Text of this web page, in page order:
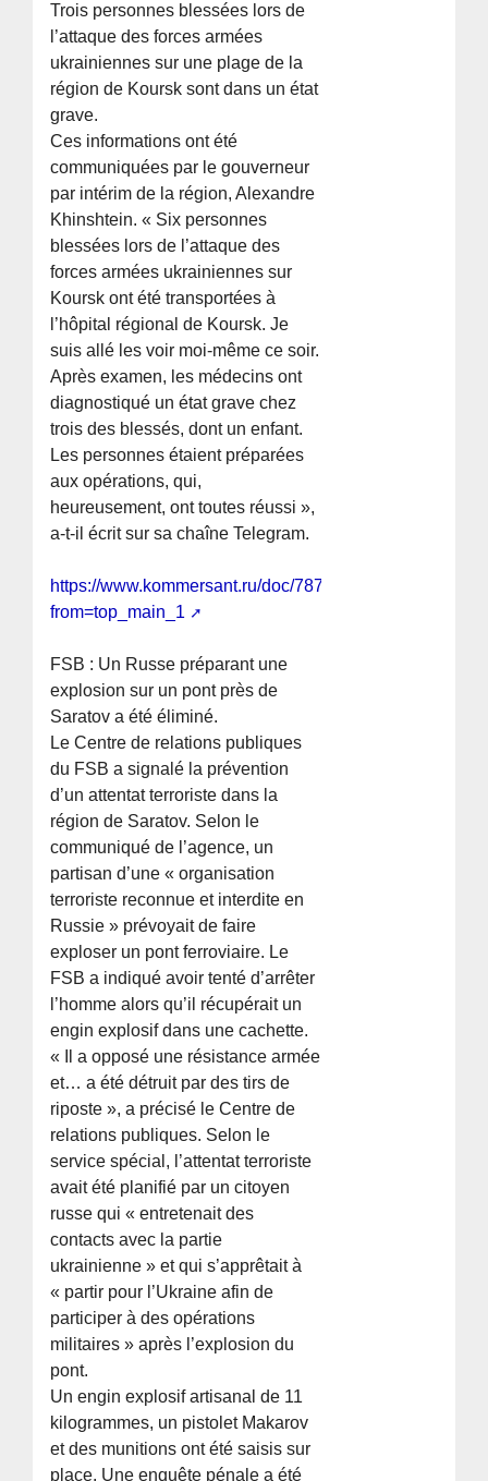
Trois personnes blessées lors de
l’attaque des forces armées
ukrainiennes sur une plage de la
région de Koursk sont dans un état
grave.
Ces informations ont été
communiquées par le gouverneur
par intérim de la région, Alexandre
Khinshtein. « Six personnes
blessées lors de l’attaque des
forces armées ukrainiennes sur
Koursk ont été transportées à
l’hôpital régional de Koursk. Je
suis allé les voir moi-même ce soir.
Après examen, les médecins ont
diagnostiqué un état grave chez
trois des blessés, dont un enfant.
Les personnes étaient préparées
aux opérations, qui,
heureusement, ont toutes réussi »,
a-t-il écrit sur sa chaîne Telegram.
https://www.kommersant.ru/doc/7872430?
from=top_main_1
FSB : Un Russe préparant une
explosion sur un pont près de
Saratov a été éliminé.
Le Centre de relations publiques
du FSB a signalé la prévention
d’un attentat terroriste dans la
région de Saratov. Selon le
communiqué de l’agence, un
partisan d’une « organisation
terroriste reconnue et interdite en
Russie » prévoyait de faire
exploser un pont ferroviaire. Le
FSB a indiqué avoir tenté d’arrêter
l’homme alors qu’il récupérait un
engin explosif dans une cachette.
« Il a opposé une résistance armée
et… a été détruit par des tirs de
riposte », a précisé le Centre de
relations publiques. Selon le
service spécial, l’attentat terroriste
avait été planifié par un citoyen
russe qui « entretenait des
contacts avec la partie
ukrainienne » et qui s’apprêtait à
« partir pour l’Ukraine afin de
participer à des opérations
militaires » après l’explosion du
pont.
Un engin explosif artisanal de 11
kilogrammes, un pistolet Makarov
et des munitions ont été saisis sur
place. Une enquête pénale a été